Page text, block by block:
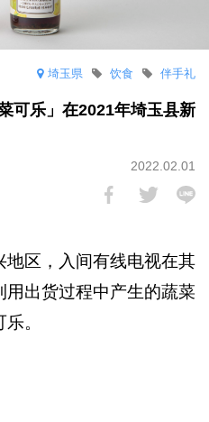
埼玉県 伴手礼
饮食
可乐」在2021年埼玉县新
2022.02.01
地区，入间有线电视在其
出货过程中产生的蔬菜
。